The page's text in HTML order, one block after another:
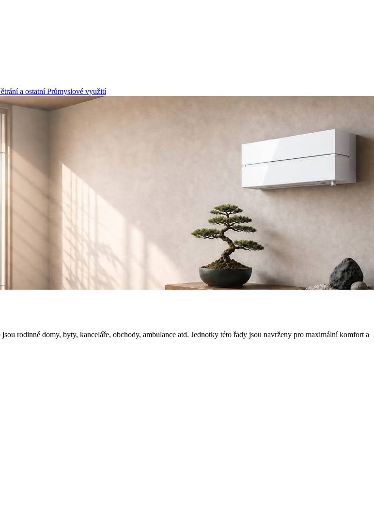
a ostatníPrůmyslové využití
rodinné domy, byty, kanceláře, obchody, ambulance atd. Jednotky této řady jsou navrženy pro maximální komfort a